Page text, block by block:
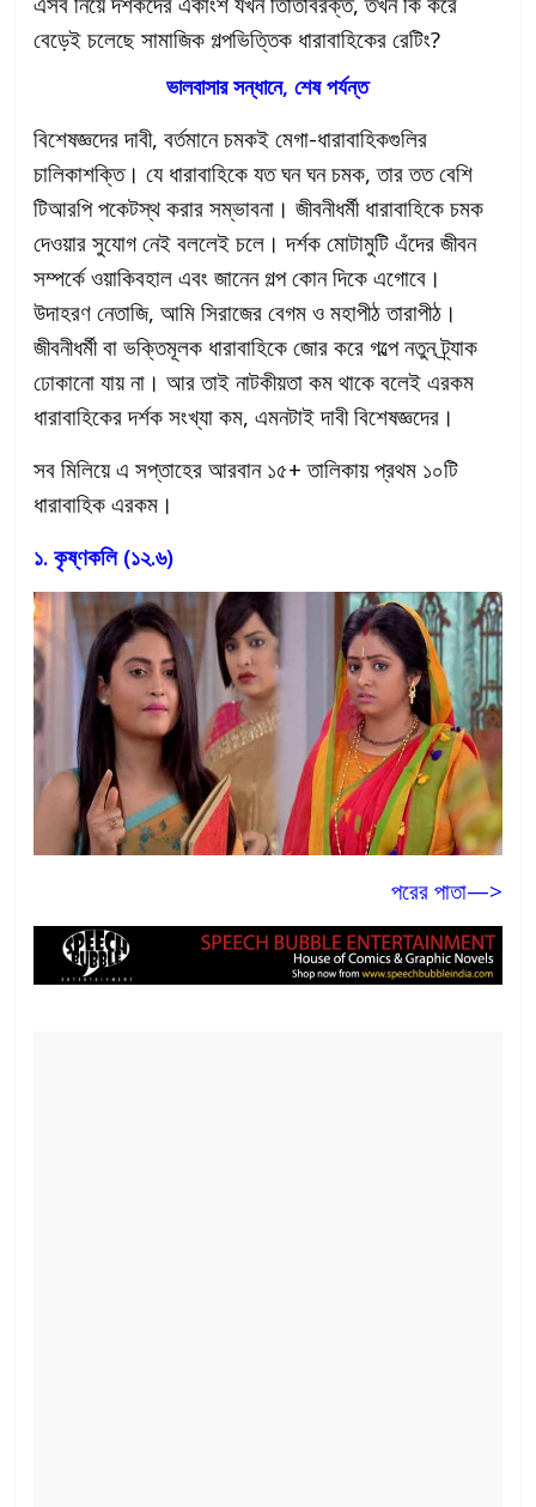
বেড়েই চলেছে সামাজিক গল্পভিত্তিক ধারাবাহিকের রেটিং?
ভালবাসার সন্ধানে, শেষ পর্যন্ত
বিশেষজ্ঞদের দাবী, বর্তমানে চমকই মেগা-ধারাবাহিকগুলির
চালিকাশক্তি। যে ধারাবাহিকে যত ঘন ঘন চমক, তার তত বেশি
টিআরপি পকেটস্থ করার সম্ভাবনা। জীবনীধর্মী ধারাবাহিকে চমক
দেওয়ার সুযোগ নেই বললেই চলে। দর্শক মোটামুটি এঁদের জীবন
সম্পর্কে ওয়াকিবহাল এবং জানেন গল্প কোন দিকে এগোবে।
উদাহরণ নেতাজি, আমি সিরাজের বেগম ও মহাপীঠ তারাপীঠ।
জীবনীধর্মী বা ভক্তিমূলক ধারাবাহিকে জোর করে গল্পে নতুন ট্র্যাক
ঢোকানো যায় না। আর তাই নাটকীয়তা কম থাকে বলেই এরকম
ধারাবাহিকের দর্শক সংখ্যা কম, এমনটাই দাবী বিশেষজ্ঞদের।
সব মিলিয়ে এ সপ্তাহের আরবান ১৫+ তালিকায় প্রথম ১০টি
ধারাবাহিক এরকম।
১. কৃষ্ণকলি (১২.৬)
পরের পাতা—>